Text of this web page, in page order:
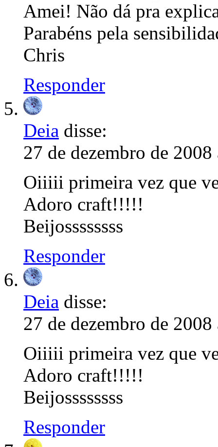
Amei! Não dá pra
Parabéns pela
Chris
Responder
Deia disse:
27 de dezembro de 2008
Oiiiii primeira vez que
Adoro craft!!!!!
Beijossssssss
Responder
Deia disse:
27 de dezembro de 2008
Oiiiii primeira vez que
Adoro craft!!!!!
Beijossssssss
Responder